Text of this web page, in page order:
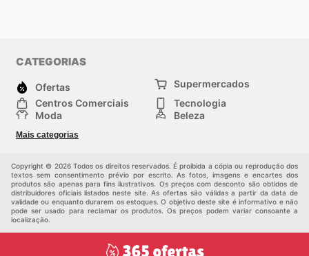
CATEGORIAS
Ofertas
Supermercados
Centros Comerciais
Tecnologia
Moda
Beleza
Construção e jardinagem
Mais categorias
Copyright © 2026 Todos os direitos reservados. É proibida a cópia ou reprodução dos
textos sem consentimento prévio por escrito. As fotos, imagens e encartes dos
produtos são apenas para fins ilustrativos. Os preços com desconto são obtidos de
distribuidores oficiais listados neste site. As ofertas são válidas a partir da data de
validade ou enquanto durarem os estoques. O objetivo deste site é informativo e não
pode ser usado para reclamar os produtos. Os preços podem variar consoante a
localização.